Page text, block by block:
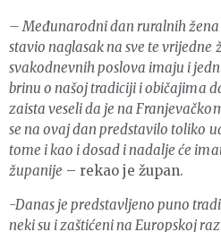
– Međunarodni dan ruralnih žena
stavio naglasak na sve te vrijedne
svakodnevnih poslova imaju i
brinu o našoj tradiciji i običajima
zaista veseli da je na
se na ovaj dan predstavilo toliko
tome i kao i dosad i nadalje će
županije – rekao je župan.
-Danas je predstavljeno puno
neki su i zaštićeni na Europskoj